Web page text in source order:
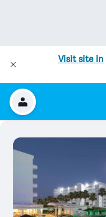
Visit site in